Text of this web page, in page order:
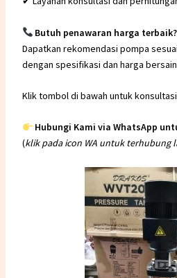
Butuh penawaran harga terbaik?
Dapatkan rekomendasi pompa
dengan spesifikasi dan harga
Klik tombol di bawah untuk
Hubungi Kami via WhatsApp
(klik pada icon WA untuk terhubung